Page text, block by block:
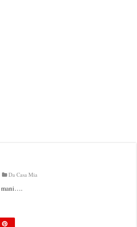
Da Casa Mia
mani….